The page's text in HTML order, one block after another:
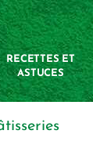
RECETTES ET
ASTUCES